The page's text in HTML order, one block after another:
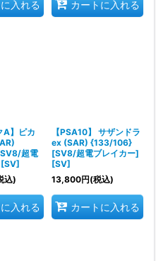
入れる カートに入れる
A】ピカ
超電
[SV]
込)
入れる
【PSA10】 サザンドラ
ex (SAR) {133/106}
[SV8/超電ブレイカー]
[SV]
13,800円(税込)
カートに入れる